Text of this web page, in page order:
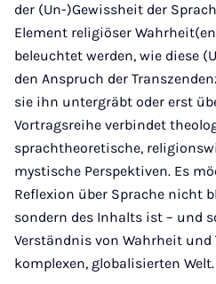
der (Un-)Gewissheit der
Element religiöser
beleuchtet werden, wie diese
den Anspruch der
sie ihn untergräbt oder erst
Vortragsreihe verbindet
sprachtheoretische,
mystische Perspektiven. Es
Reflexion über Sprache nicht
sondern des Inhalts ist – und
Verständnis von Wahrheit und
komplexen, globalisierten Welt.